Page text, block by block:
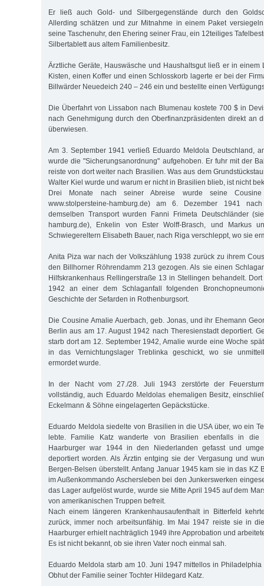
Er ließ auch Gold- und Silbergegenstände durch den
Allerding schätzen und zur Mitnahme in einem Paket
seine Taschenuhr, den Ehering seiner Frau, ein 12teiliges
Silbertablett aus altem Familienbesitz.
Ärztliche Geräte, Hauswäsche und Haushaltsgut ließ er in einem
Kisten, einen Koffer und einen Schlosskorb lagerte er bei der
Billwärder Neuedeich 240 – 246 ein und bestellte einen
Die Überfahrt von Lissabon nach Blumenau kostete 700 $ in
nach Genehmigung durch den Oberfinanzpräsidenten direkt an
überwiesen.
Am 3. September 1941 verließ Eduardo Meldola Deutschland,
wurde die "Sicherungsanordnung" aufgehoben. Er fuhr mit der
reiste von dort weiter nach Brasilien. Was aus dem
Walter Kiel wurde und warum er nicht in Brasilien blieb, ist nicht
Drei Monate nach seiner Abreise wurde seine
www.stolpersteine-hamburg.de) am 6. Dezember 1941
demselben Transport wurden Fanni Frimeta Deutschländer
hamburg.de), Enkelin von Ester Wolff-Brasch, und Markus
Schwiegereltern Elisabeth Bauer, nach Riga verschleppt, wo sie
Anita Piza war nach der Volkszählung 1938 zurück zu ihrem
den Billhorner Röhrendamm 213 gezogen. Als sie einen
Hilfskrankenhaus Rellingerstraße 13 in Stellingen behandelt.
1942 an einer dem Schlaganfall folgenden
Geschichte der Sefarden in Rothenburgsort.
Die Cousine Amalie Auerbach, geb. Jonas, und ihr Ehemann
Berlin aus am 17. August 1942 nach Theresienstadt deportiert.
starb dort am 12. September 1942, Amalie wurde eine Woche
in das Vernichtungslager Treblinka geschickt, wo sie
ermordet wurde.
In der Nacht vom 27./28. Juli 1943 zerstörte der
vollständig, auch Eduardo Meldolas ehemaligen Besitz,
Eckelmann & Söhne eingelagerten Gepäckstücke.
Eduardo Meldola siedelte von Brasilien in die USA über, wo ein
lebte. Familie Katz wanderte von Brasilien ebenfalls in die
Haarburger war 1944 in den Niederlanden gefasst und
deportiert worden. Als Ärztin entging sie der Vergasung und
Bergen-Belsen überstellt. Anfang Januar 1945 kam sie in das KZ
im Außenkommando Aschersleben bei den Junkerswerken
das Lager aufgelöst wurde, wurde sie Mitte April 1945 auf dem
von amerikanischen Truppen befreit.
Nach einem längeren Krankenhausaufenthalt in Bitterfeld
zurück, immer noch arbeitsunfähig. Im Mai 1947 reiste sie in
Haarburger erhielt nachträglich 1949 ihre Approbation und
Es ist nicht bekannt, ob sie ihren Vater noch einmal sah.
Eduardo Meldola starb am 10. Juni 1947 mittellos in
Obhut der Familie seiner Tochter Hildegard Katz.